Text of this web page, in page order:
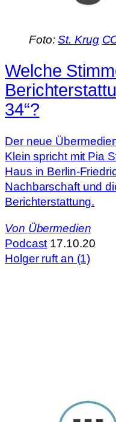
Foto:St. Krug
Welche
34“?
Der neue
Klein spricht mit Pia
Haus in Berlin-
Nachbarschaft und
Berichterstattung.
Von Übermedien
Podcast 17.10.20
Holger ruft an (1)